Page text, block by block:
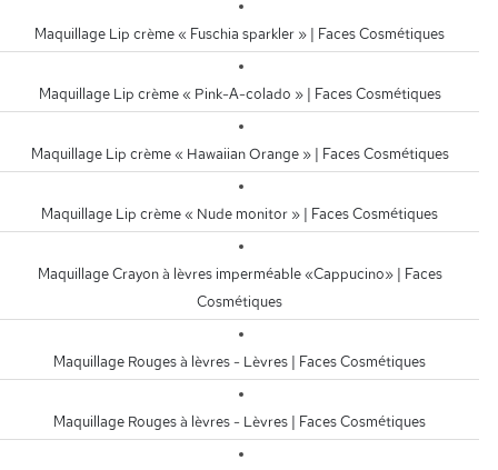
Maquillage Lip crème « Fuschia sparkler » | Faces Cosmétiques
Maquillage Lip crème « Pink-A-colado » | Faces Cosmétiques
Maquillage Lip crème « Hawaiian Orange » | Faces Cosmétiques
Maquillage Lip crème « Nude monitor » | Faces Cosmétiques
Maquillage Crayon à lèvres imperméable «Cappucino» | Faces
Cosmétiques
Maquillage Rouges à lèvres - Lèvres | Faces Cosmétiques
Maquillage Rouges à lèvres - Lèvres | Faces Cosmétiques